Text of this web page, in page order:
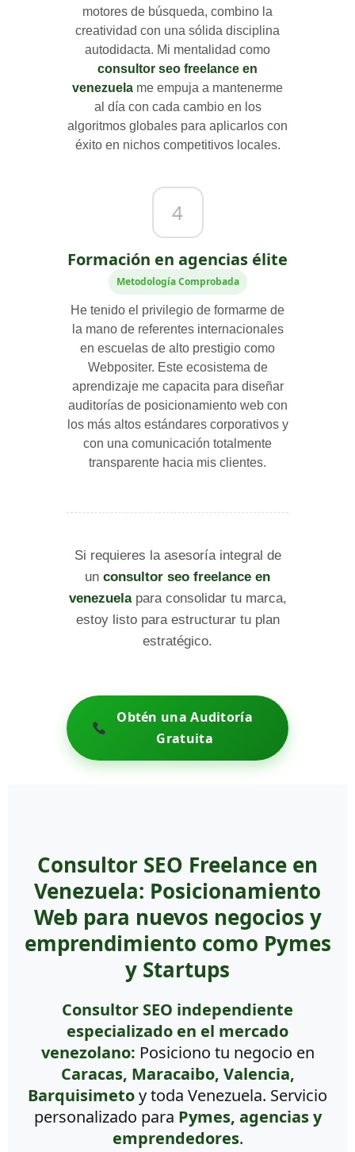
motores de búsqueda, combino la
creatividad con una sólida disciplina
autodidacta. Mi mentalidad como
consultor seo freelance en
venezuela me empuja a mantenerme
al día con cada cambio en los
algoritmos globales para aplicarlos con
éxito en nichos competitivos locales.
4
Formación en agencias élite
Metodología Comprobada
He tenido el privilegio de formarme de
la mano de referentes internacionales
en escuelas de alto prestigio como
Webpositer. Este ecosistema de
aprendizaje me capacita para diseñar
auditorías de posicionamiento web con
los más altos estándares corporativos y
con una comunicación totalmente
transparente hacia mis clientes.
Si requieres la asesoría integral de
un consultor seo freelance en
venezuelapara consolidar tu marca,
estoy listo para estructurar tu plan
estratégico.
Obtén una Auditoría
Gratuita
Consultor SEO Freelance en
Venezuela: Posicionamiento
Web para nuevos negocios y
emprendimiento como Pymes
y Startups
Consultor SEO independiente
especializado en el mercado
venezolano: Posiciono tu negocio en
Caracas, Maracaibo, Valencia,
Barquisimetoy toda Venezuela. Servicio
personalizado para Pymes, agencias y
emprendedores.